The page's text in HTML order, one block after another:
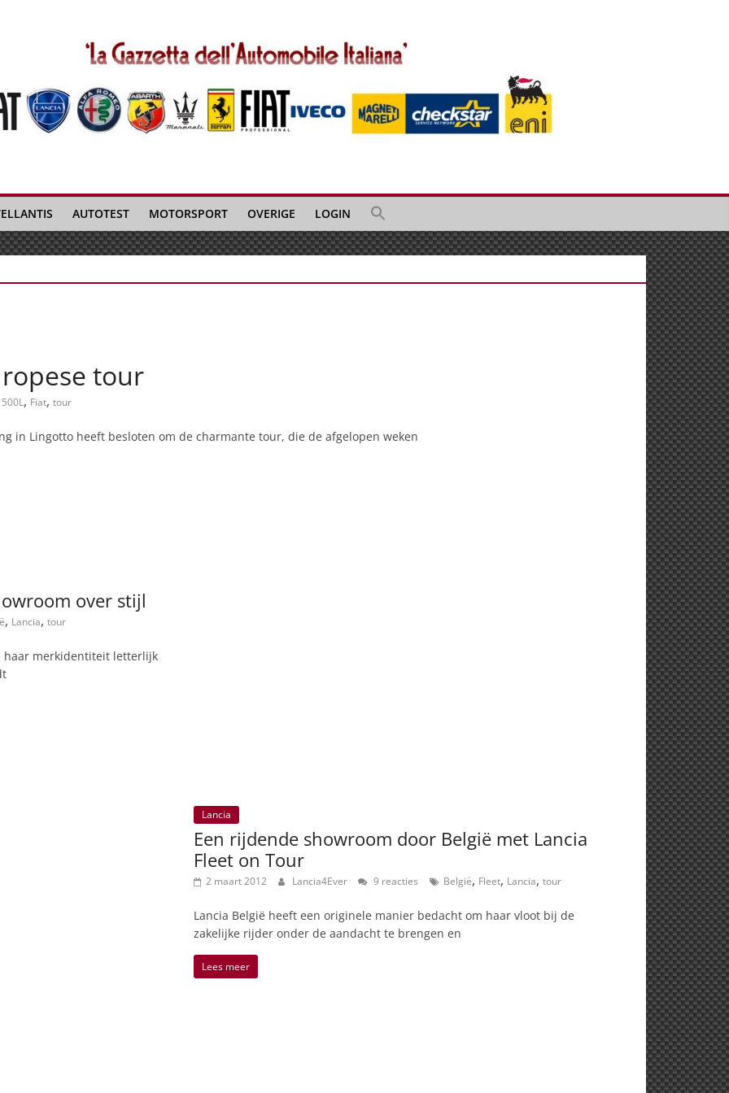
AUTOTEST MOTORSPORT OVERIGE LOGIN
tour
500L, Fiat, tour
in Lingotto heeft besloten om de charmante tour, die de afgelopen weken
over stijl
, Lancia, tour
haar merkidentiteit letterlijk
Lancia
Een rijdende showroom door België met Lancia
Fleet on Tour
2 maart 2012 Lancia4Ever 9 reacties België, Fleet, Lancia, tour
Lancia België heeft een originele manier bedacht om haar vloot bij de
zakelijke rijder onder de aandacht te brengen en
Lees meer